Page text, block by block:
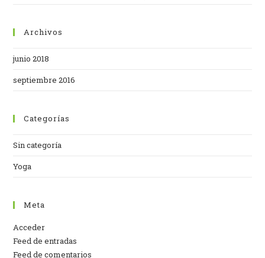
Archivos
junio 2018
septiembre 2016
Categorías
Sin categoría
Yoga
Meta
Acceder
Feed de entradas
Feed de comentarios